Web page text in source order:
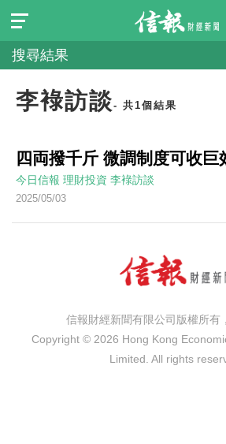
搜尋結果
李䘵訪談- 共1個結果
四両撥千斤 微調制度可收巨
今日信報 理財投資 李䘵訪談
2025/05/03
信報財經新聞有限公司版權所有
Copyright © 2026 Hong Kong
Limited. All rights